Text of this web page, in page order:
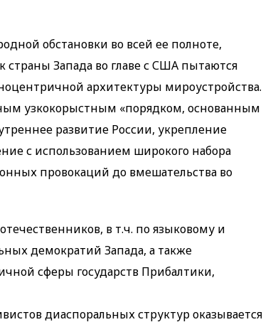
обстановки во всей ее полноте,
Запада во главе с США пытаются
архитектуры мироустройства.
узкокорыстным «порядком, основанным
развитие России, укрепление
с использованием широкого набора
провокаций до вмешательства во
в т.ч. по языковому и
демократий Запада, а также
сферы государств Прибалтики,
диаспоральных структур оказывается